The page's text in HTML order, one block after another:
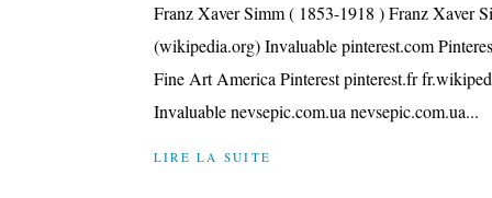
Franz Xaver Simm ( 1853-1918 ) Franz Xaver
(wikipedia.org) Invaluable pinterest.com
Fine Art America Pinterest pinterest.fr
Invaluable nevsepic.com.ua nevsepic.com.ua...
LIRE LA SUITE